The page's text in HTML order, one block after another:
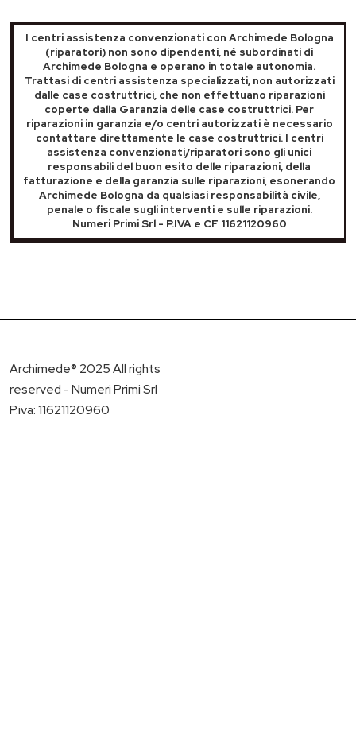
I centri assistenza convenzionati con Archimede Bologna
(riparatori) non sono dipendenti, né subordinati di
Archimede Bologna e operano in totale autonomia.
Trattasi di centri assistenza specializzati, non autorizzati
dalle case costruttrici, che non effettuano riparazioni
coperte dalla Garanzia delle case costruttrici. Per
riparazioni in garanzia e/o centri autorizzati è necessario
contattare direttamente le case costruttrici. I centri
assistenza convenzionati/riparatori sono gli unici
responsabili del buon esito delle riparazioni, della
fatturazione e della garanzia sulle riparazioni, esonerando
Archimede Bologna da qualsiasi responsabilità civile,
penale o fiscale sugli interventi e sulle riparazioni.
Numeri Primi Srl - P.IVA e CF 11621120960
Archimede® 2025 All rights
reserved - Numeri Primi Srl
P.iva: 11621120960